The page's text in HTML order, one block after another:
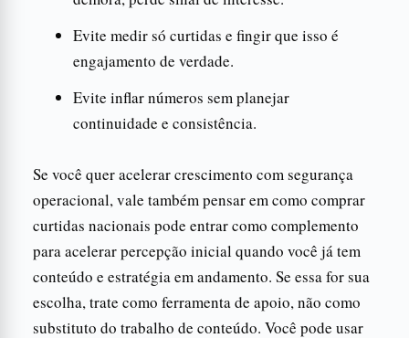
Evite medir só curtidas e fingir que isso é
engajamento de verdade.
Evite inflar números sem planejar
continuidade e consistência.
Se você quer acelerar crescimento com segurança
operacional, vale também pensar em como comprar
curtidas nacionais pode entrar como complemento
para acelerar percepção inicial quando você já tem
conteúdo e estratégia em andamento. Se essa for sua
escolha, trate como ferramenta de apoio, não como
substituto do trabalho de conteúdo. Você pode usar